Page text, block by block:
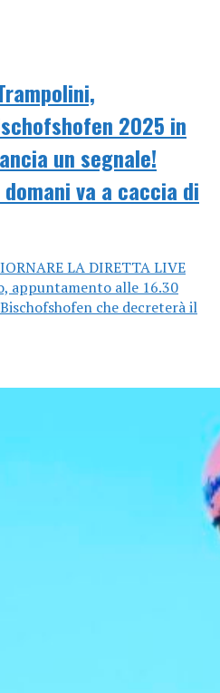
2025 in
un segnale!
va a caccia di
LA DIRETTA LIVE
appuntamento alle 16.30
che decreterà il